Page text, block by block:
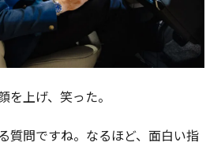
を上げ、笑った。
質問ですね。なるほど、面白い指